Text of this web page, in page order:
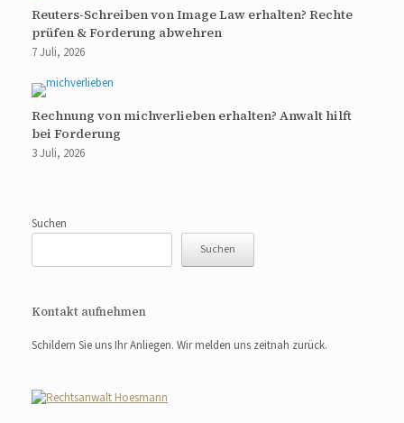
Reuters-Schreiben von Image Law erhalten? Rechte
prüfen & Forderung abwehren
7 Juli, 2026
Rechnung von michverlieben erhalten? Anwalt hilft
bei Forderung
3 Juli, 2026
Suchen
Suchen
Kontakt aufnehmen
Schildern Sie uns Ihr Anliegen. Wir melden uns zeitnah zurück.